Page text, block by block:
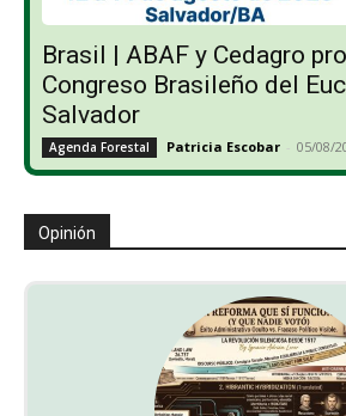
Brasil | ABAF y Cedagro
Congreso Brasileño del
Salvador
Agenda Forestal Patricia Escobar - 05/08/
Opinión